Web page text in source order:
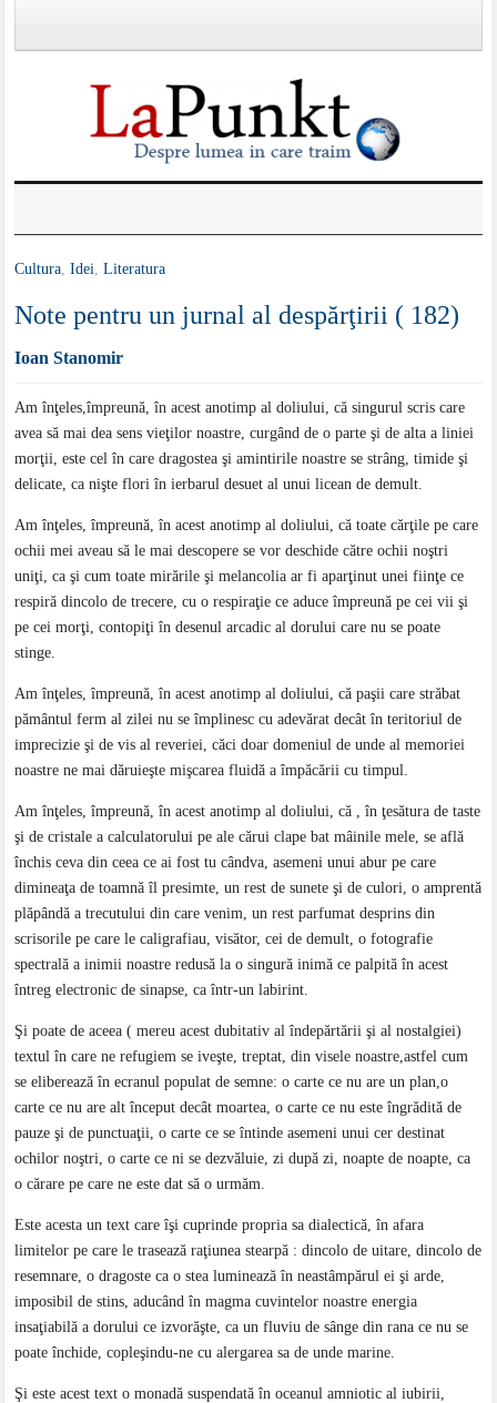
Cultura ,Idei ,Literatura
Note pentru un jurnal al despărţirii ( 182)
Ioan Stanomir
Am înţeles,împreună, în acest anotimp al doliului, că singurul scris care
avea să mai dea sens vieţilor noastre, curgând de o parte şi de alta a liniei
morţii, este cel în care dragostea şi amintirile noastre se strâng, timide şi
delicate, ca nişte flori în ierbarul desuet al unui licean de demult.
Am înţeles, împreună, în acest anotimp al doliului, că toate cărţile pe care
ochii mei aveau să le mai descopere se vor deschide către ochii noştri
uniţi, ca şi cum toate mirările şi melancolia ar fi aparţinut unei fiinţe ce
respiră dincolo de trecere, cu o respiraţie ce aduce împreună pe cei vii şi
pe cei morţi, contopiţi în desenul arcadic al dorului care nu se poate
stinge.
Am înţeles, împreună, în acest anotimp al doliului, că paşii care străbat
pământul ferm al zilei nu se împlinesc cu adevărat decât în teritoriul de
imprecizie şi de vis al reveriei, căci doar domeniul de unde al memoriei
noastre ne mai dăruieşte mişcarea fluidă a împăcării cu timpul.
Am înţeles, împreună, în acest anotimp al doliului, că , în ţesătura de taste
şi de cristale a calculatorului pe ale cărui clape bat mâinile mele, se află
închis ceva din ceea ce ai fost tu cândva, asemeni unui abur pe care
dimineaţa de toamnă îl presimte, un rest de sunete şi de culori, o amprentă
plăpândă a trecutului din care venim, un rest parfumat desprins din
scrisorile pe care le caligrafiau, visător, cei de demult, o fotografie
spectrală a inimii noastre redusă la o singură inimă ce palpită în acest
întreg electronic de sinapse, ca într-un labirint.
Şi poate de aceea ( mereu acest dubitativ al îndepărtării şi al nostalgiei)
textul în care ne refugiem se iveşte, treptat, din visele noastre,astfel cum
se eliberează în ecranul populat de semne: o carte ce nu are un plan,o
carte ce nu are alt început decât moartea, o carte ce nu este îngrădită de
pauze şi de punctuaţii, o carte ce se întinde asemeni unui cer destinat
ochilor noştri, o carte ce ni se dezvăluie, zi după zi, noapte de noapte, ca
o cărare pe care ne este dat să o urmăm.
Este acesta un text care îşi cuprinde propria sa dialectică, în afara
limitelor pe care le trasează raţiunea stearpă : dincolo de uitare, dincolo de
resemnare, o dragoste ca o stea luminează în neastâmpărul ei şi arde,
imposibil de stins, aducând în magma cuvintelor noastre energia
insaţiabilă a dorului ce izvorăşte, ca un fluviu de sânge din rana ce nu se
poate închide, copleşindu-ne cu alergarea sa de unde marine.
Şi este acest text o monadă suspendată în oceanul amniotic al iubirii,